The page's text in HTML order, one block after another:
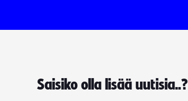
Saisiko olla lisää uutisia..?